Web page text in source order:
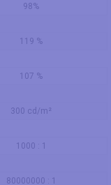
98%
119 %
107 %
300 cd/m²
1000 : 1
80000000 : 1